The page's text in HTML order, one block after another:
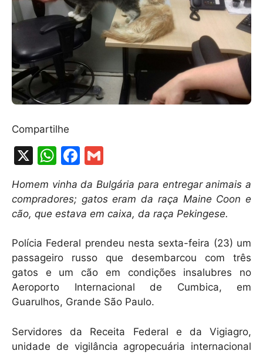
Compartilhe
X
W
h
at
s
p
p
F
a
c
e
o
o
k
m
ai
l
Homem vinha da Bulgária para entregar animais a
compradores; gatos eram da raça Maine Coon e
cão, que estava em caixa, da raça Pekingese.
Polícia Federal prendeu nesta sexta-feira (23) um
passageiro russo que desembarcou com três
gatos e um cão em condições insalubres no
Aeroporto Internacional de Cumbica, em
Guarulhos, Grande São Paulo.
Servidores da Receita Federal e da Vigiagro,
unidade de vigilância agropecuária internacional